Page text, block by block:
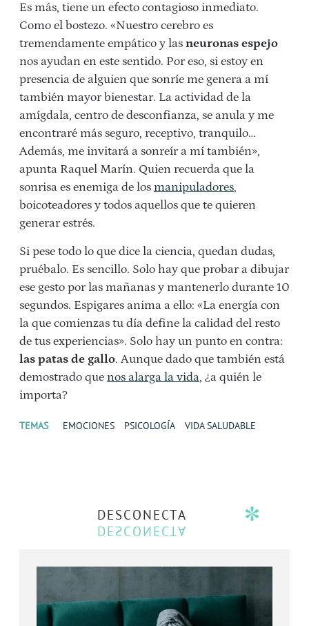
Es más, tiene un efecto contagioso inmediato.
Como el bostezo. «Nuestro cerebro es
tremendamente empático y las neuronas espejo
nos ayudan en este sentido. Por eso, si estoy en
presencia de alguien que sonríe me genera a mí
también mayor bienestar. La actividad de la
amígdala, centro de desconfianza, se anula y me
encontraré más seguro, receptivo, tranquilo…
Además, me invitará a sonreír a mí también»,
apunta Raquel Marín. Quien recuerda que la
sonrisa es enemiga de los manipuladores,
boicoteadores y todos aquellos que te quieren
generar estrés.
Si pese todo lo que dice la ciencia, quedan dudas,
pruébalo. Es sencillo. Solo hay que probar a dibujar
ese gesto por las mañanas y mantenerlo durante 10
segundos. Espigares anima a ello: «La energía con
la que comienzas tu día define la calidad del resto
de tus experiencias». Solo hay un punto en contra:
las patas de gallo. Aunque dado que también está
demostrado que nos alarga la vida, ¿a quién le
importa?
TEMAS EMOCIONES PSICOLOGÍA VIDA SALUDABLE
DESCONECTA